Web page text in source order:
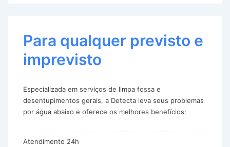
Para qualquer previsto e
imprevisto
Especializada em serviços de limpa fossa e
desentupimentos gerais, a Detecta leva seus problemas
por água abaixo e oferece os melhores benefícios:
Atendimento 24h